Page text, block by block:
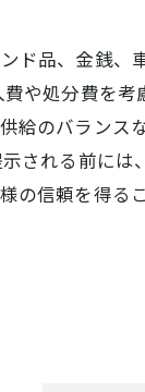
ド品、金銭、
や処分費を考
給のバランス
される前には
の信頼を得る